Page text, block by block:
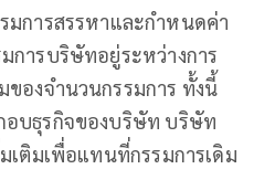
การสรรหาและกำหนดค่า
ารบริษัทอยู่ระหว่างการ
องจำนวนกรรมการ ทั้งนี้
อบธุรกิจของบริษัท บริษัท
เติมเพื่อแทนที่กรรมการเดิม